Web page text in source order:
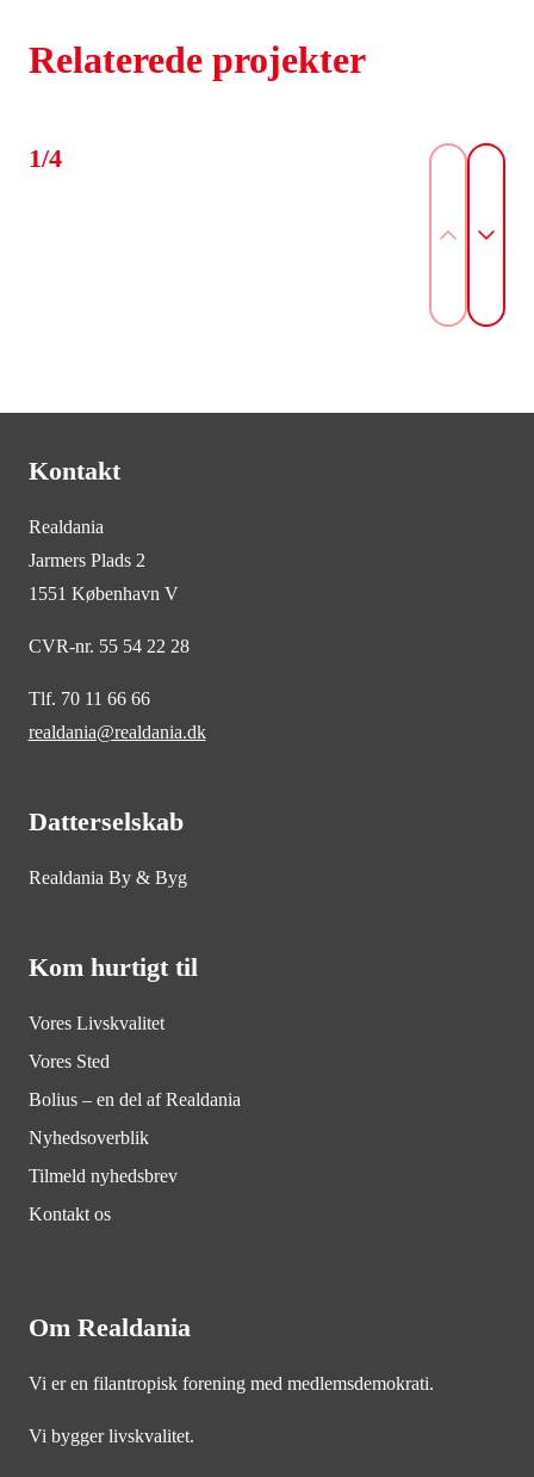
Relaterede projekter
1/4
Kontakt
Realdania
Jarmers Plads 2
1551 København V
CVR-nr. 55 54 22 28
Tlf. 70 11 66 66
realdania@realdania.dk
Datterselskab
Realdania By & Byg
Kom hurtigt til
Vores Livskvalitet
Vores Sted
Bolius – en del af Realdania
Nyhedsoverblik
Tilmeld nyhedsbrev
Kontakt os
Om Realdania
Vi er en filantropisk forening med medlemsdemokrati.
Vi bygger livskvalitet.